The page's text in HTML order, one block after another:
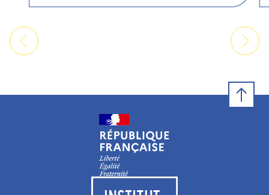
Visiter le site de l’Institut français